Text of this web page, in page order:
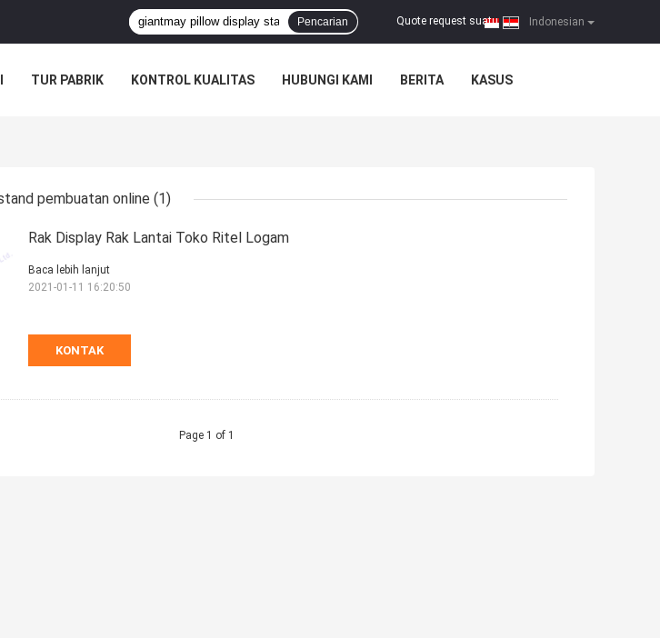
Indonesian
Quote request suatu |
Pencarian
TUR PABRIK KONTROL KUALITAS HUBUNGI KAMI BERITA KASUS
pembuatan online (1)
Rak Display Rak Lantai Toko Ritel Logam
KONTAK
Baca lebih lanjut
2021-01-11 16:20:50
Page 1 of 1